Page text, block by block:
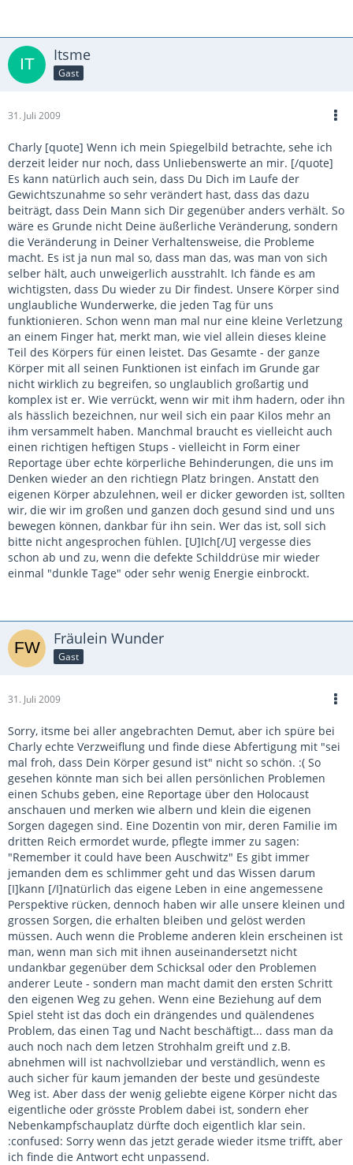
Itsme
Gast
31. Juli 2009
Charly [quote] Wenn ich mein Spiegelbild betrachte, sehe ich
derzeit leider nur noch, dass Unliebenswerte an mir. [/quote]
Es kann natürlich auch sein, dass Du Dich im Laufe der
Gewichtszunahme so sehr verändert hast, dass das dazu
beiträgt, dass Dein Mann sich Dir gegenüber anders verhält. So
wäre es Grunde nicht Deine äußerliche Veränderung, sondern
die Veränderung in Deiner Verhaltensweise, die Probleme
macht. Es ist ja nun mal so, dass man das, was man von sich
selber hält, auch unweigerlich ausstrahlt. Ich fände es am
wichtigsten, dass Du wieder zu Dir findest. Unsere Körper sind
unglaubliche Wunderwerke, die jeden Tag für uns
funktionieren. Schon wenn man mal nur eine kleine Verletzung
an einem Finger hat, merkt man, wie viel allein dieses kleine
Teil des Körpers für einen leistet. Das Gesamte - der ganze
Körper mit all seinen Funktionen ist einfach im Grunde gar
nicht wirklich zu begreifen, so unglaublich großartig und
komplex ist er. Wie verrückt, wenn wir mit ihm hadern, oder ihn
als hässlich bezeichnen, nur weil sich ein paar Kilos mehr an
ihm versammelt haben. Manchmal braucht es vielleicht auch
einen richtigen heftigen Stups - vielleicht in Form einer
Reportage über echte körperliche Behinderungen, die uns im
Denken wieder an den richtiegn Platz bringen. Anstatt den
eigenen Körper abzulehnen, weil er dicker geworden ist, sollten
wir, die wir im großen und ganzen doch gesund sind und uns
bewegen können, dankbar für ihn sein. Wer das ist, soll sich
bitte nicht angesprochen fühlen. [U]Ich[/U] vergesse dies
schon ab und zu, wenn die defekte Schilddrüse mir wieder
einmal "dunkle Tage" oder sehr wenig Energie einbrockt.
Fräulein Wunder
Gast
31. Juli 2009
Sorry, itsme bei aller angebrachten Demut, aber ich spüre bei
Charly echte Verzweiflung und finde diese Abfertigung mit "sei
mal froh, dass Dein Körper gesund ist" nicht so schön. :( So
gesehen könnte man sich bei allen persönlichen Problemen
einen Schubs geben, eine Reportage über den Holocaust
anschauen und merken wie albern und klein die eigenen
Sorgen dagegen sind. Eine Dozentin von mir, deren Familie im
dritten Reich ermordet wurde, pflegte immer zu sagen:
"Remember it could have been Auschwitz" Es gibt immer
jemanden dem es schlimmer geht und das Wissen darum
[I]kann [/I]natürlich das eigene Leben in eine angemessene
Perspektive rücken, dennoch haben wir alle unsere kleinen und
grossen Sorgen, die erhalten bleiben und gelöst werden
müssen. Auch wenn die Probleme anderen klein erscheinen ist
man, wenn man sich mit ihnen auseinandersetzt nicht
undankbar gegenüber dem Schicksal oder den Problemen
anderer Leute - sondern man macht damit den ersten Schritt
den eigenen Weg zu gehen. Wenn eine Beziehung auf dem
Spiel steht ist das doch ein drängendes und quälendenes
Problem, das einen Tag und Nacht beschäftigt... dass man da
auch noch nach dem letzen Strohhalm greift und z.B.
abnehmen will ist nachvollziebar und verständlich, wenn es
auch sicher für kaum jemanden der beste und gesündeste
Weg ist. Aber dass der wenig geliebte eigene Körper nicht das
eigentliche oder grösste Problem dabei ist, sondern eher
Nebenkampfschauplatz dürfte doch eigentlich klar sein.
:confused: Sorry wenn das jetzt gerade wieder itsme trifft, aber
ich finde die Antwort echt unpassend.